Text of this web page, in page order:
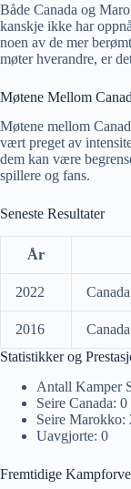
Både Canada og
kanskje ikke har
noen av de mer
møter hverandre, er
Møtene Mellom
Møtene mellom
vært preget av
dem kan være
spillere og fans.
Seneste Resultater
År
2022
2016
Statistikker og
Antall Kamper
Seire Canada: 0
Seire Marokko:
Uavgjorte: 0
Fremtidige